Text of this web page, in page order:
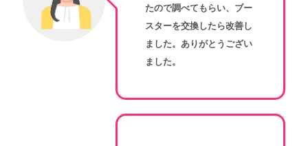
たので調べてもらい、ブー
スターを交換したら改善し
ました。ありがとうござい
ました。